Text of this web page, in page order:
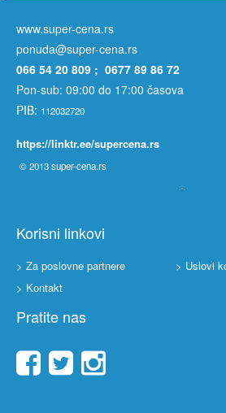
www.super-cena.rs
ponuda@super-cena.rs
066 54 20 809 ; 0677 89 86 72
Pon-sub: 09:00 do 17:00 časova
PIB: 112032720
https://linktr.ee/supercena.rs
© 2013super-cena.rs
Korisni linkovi
> Za poslovne partnere
> Uslovi
> Kontakt
Pratite nas